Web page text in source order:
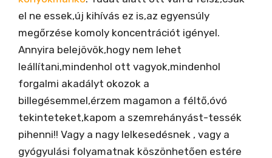
el ne essek,új kihívás ez is,az egyensúly
megőrzése komoly koncentrációt igényel.
Annyira belejövök,hogy nem lehet
leállítani,mindenhol ott vagyok,mindenhol
forgalmi akadályt okozok a
billegésemmel,érzem magamon a féltő,óvó
tekinteteket,kapom a szemrehányást-tessék
pihenni!! Vagy a nagy lelkesedésnek , vagy a
gyógyulási folyamatnak köszönhetően estére